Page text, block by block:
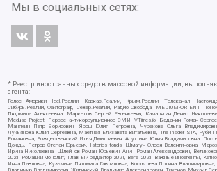
Мы в социальных сетях:
* Реестр иностранных средств массовой информации,
агента:
Голос Америки, Idel.Реалии, Кавказ.Реалии, Крым.Реалии, Телеканал
Сибирь.Реалии, Фактограф, Север.Реалии, Радио Свобода, MEDIUM-ORIENT,
Людмила Алексеевна, Маркелов Сергей Евгеньевич, Камалягин Денис
Medusa Project, Первое антикоррупционное СМИ, VTimes.io, Баданин Роман
Маняхин Петр Борисович, Ярош Юлия Петровна, Чуракова Ольга
Лукьянова Юлия Сергеевна, Маетная Елизавета Витальевна, The Insider SIA,
Романовна, Рождественский Илья Дмитриевич, Апухтина Юлия Владимировна,
Дождь, Петров Степан Юрьевич, Istories fonds, Шмагун Олеся Валентиновна,
Ирина Николаевна, Шлейнов Роман Юрьевич, Анин Роман Александрович,
2021, Ромашки монолит, Главный редактор 2021, Вега 2021, Важные иноагенты,
Инна Павловна, Кузьмина Людмила Гавриловна, Костылева Полина
Владимир Владимирович, Жилинский Владимир Александрович, Тихонов Михаил